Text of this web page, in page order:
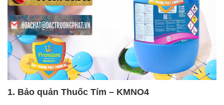
1. Bảo quản Thuốc Tím – KMNO4